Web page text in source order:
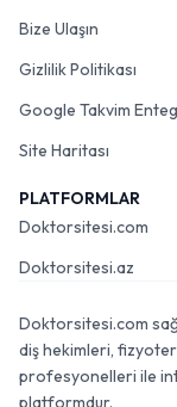
Bize Ulaşın
Gizlilik Politikası
Google Takvim
Site Haritası
PLATFORMLAR
Doktorsitesi.com
Doktorsitesi.az
Doktorsitesi.com
diş hekimleri,
profesyonelleri ile
platformdur.